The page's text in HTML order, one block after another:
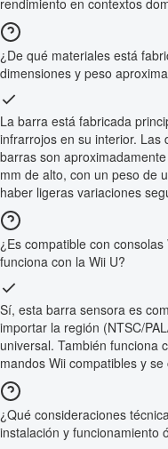
rendimiento en contextos
¿De qué materiales está
dimensiones y peso
La barra está fabricada
infrarrojos en su interior. Las
barras son
mm de alto, con un peso de
haber ligeras variaciones
¿Es compatible con
funciona con la Wii U?
Sí, esta barra sensora es
importar la región (NTSC/
universal. También funciona
mandos Wii compatibles y
¿Qué consideraciones
instalación y funcionamiento